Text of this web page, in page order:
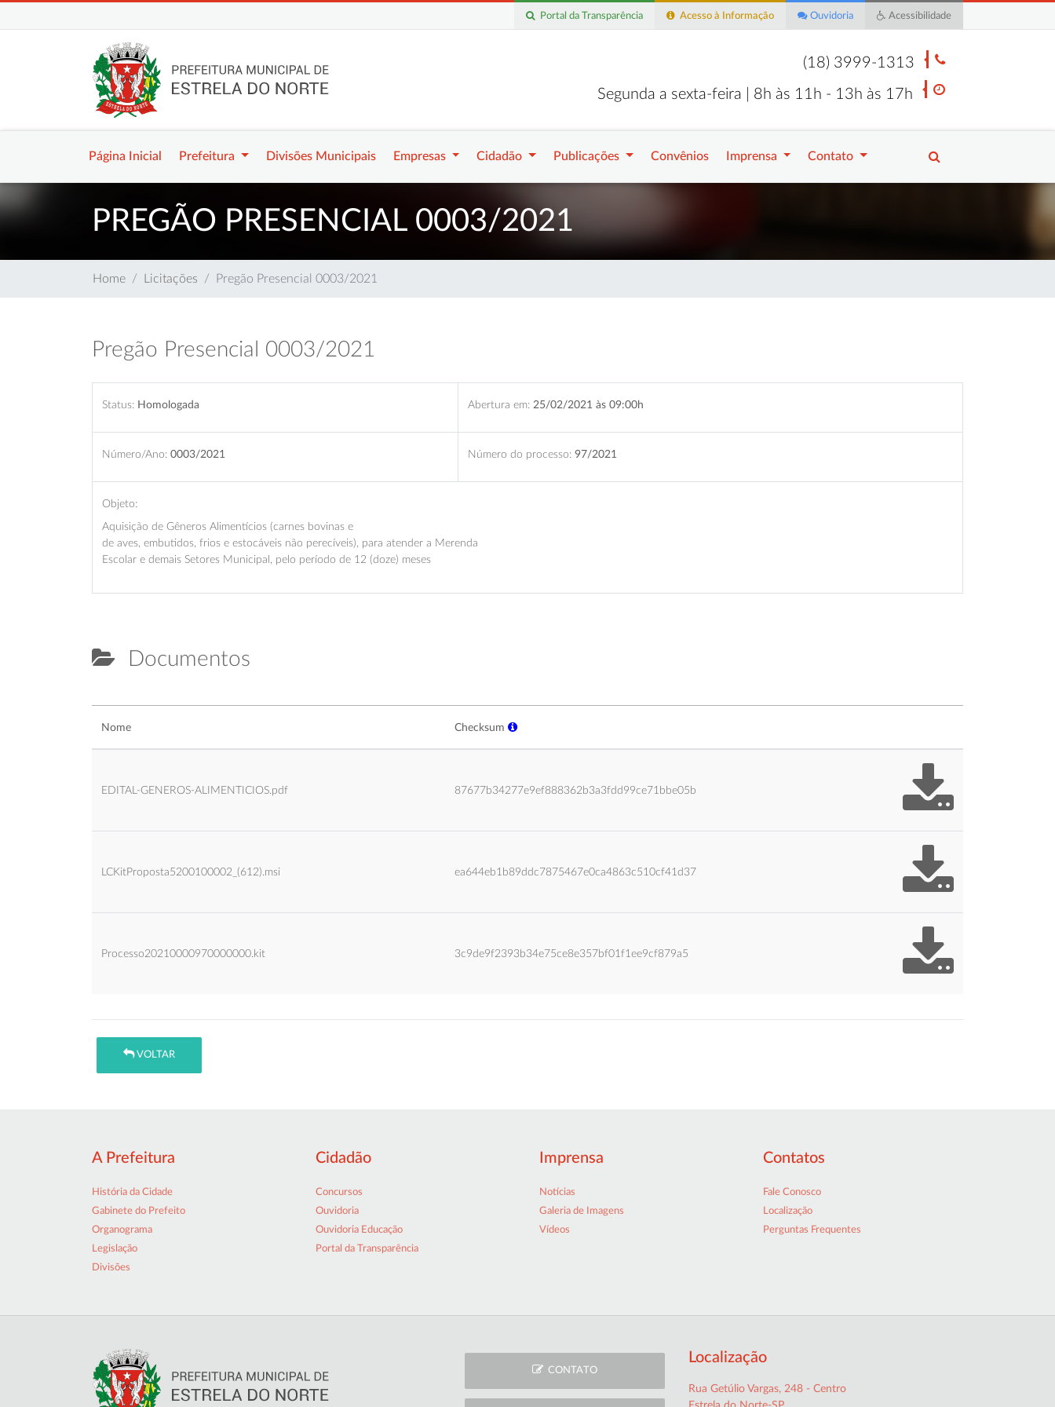
Acessibilidade
Ouvidoria
Acesso à Informação
Portal da Transparência
(18) 3999-1313
Segunda a sexta-feira | 8h às 11h - 13h às 17h
Página Inicial Prefeitura Divisões Municipais Empresas Cidadão Publicações Convênios Imprensa Contato
PREGÃO PRESENCIAL 0003/2021
Home Licitações Pregão Presencial 0003/2021
Pregão Presencial 0003/2021
Status: Homologada Abertura em: 25/02/2021 às 09:00h
Número/Ano: 0003/2021 Número do processo: 97/2021
Objeto:
Aquisição de Gêneros Alimentícios (carnes bovinas e
de aves, embutidos, frios e estocáveis não perecíveis), para atender a Merenda
Escolar e demais Setores Municipal, pelo período de 12 (doze) meses
Documentos
Nome Checksum
EDITAL-GENEROS-ALIMENTICIOS.pdf 87677b34277e9ef888362b3a3fdd99ce71bbe05b
LCKitProposta5200100002_(612).msi ea644eb1b89ddc7875467e0ca4863c510cf41d37
Processo20210000970000000.kit 3c9de9f2393b34e75ce8e357bf01f1ee9cf879a5
VOLTAR
A Prefeitura
História da Cidade
Gabinete do Prefeito
Organograma
Legislação
Divisões
Cidadão
Concursos
Ouvidoria
Ouvidoria Educação
Portal da Transparência
Imprensa
Notícias
Galeria de Imagens
Vídeos
Contatos
Fale Conosco
Localização
Perguntas Frequentes
CONTATO
Localização
Rua Getúlio Vargas, 248 - Centro